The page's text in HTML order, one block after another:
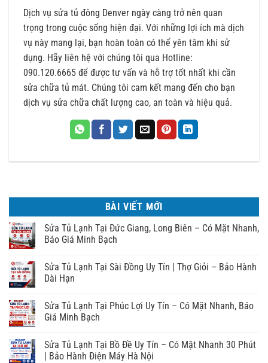
Dịch vụ sửa tủ đông Denver ngày càng trở nên quan
trọng trong cuộc sống hiện đại. Với những lợi ích mà dịch
vụ này mang lại, bạn hoàn toàn có thể yên tâm khi sử
dụng. Hãy liên hệ với chúng tôi qua Hotline:
090.120.6665 để được tư vấn và hỗ trợ tốt nhất khi cần
sửa chữa tủ mát. Chúng tôi cam kết mang đến cho bạn
dịch vụ sửa chữa chất lượng cao, an toàn và hiệu quả.
BÀI VIẾT MỚI
Sửa Tủ Lạnh Tại Đức Giang, Long Biên – Có Mặt Nhanh,
Báo Giá Minh Bạch
Sửa Tủ Lạnh Tại Sài Đồng Uy Tín | Thợ Giỏi – Bảo Hành
Dài Hạn
Sửa Tủ Lạnh Tại Phúc Lợi Uy Tín – Có Mặt Nhanh, Báo
Giá Minh Bạch
Sửa Tủ Lạnh Tại Bồ Đề Uy Tín – Có Mặt Nhanh 30 Phút
| Bảo Hành Điện Máy Hà Nội